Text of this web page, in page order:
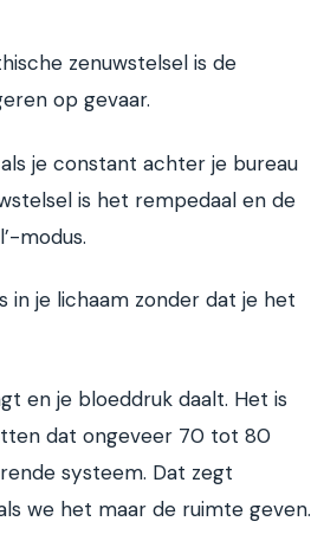
zenuwstelsel is de
op gevaar.
je constant achter je bureau
is het rempedaal en de
modus.
in je lichaam zonder dat je het
en je bloeddruk daalt. Het is
dat ongeveer 70 tot 80
systeem. Dat zegt
we het maar de ruimte geven.